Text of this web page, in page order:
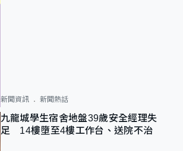
新聞資訊 新聞熱話
九龍城學生宿舍地盤39歲安全經理失
足 14樓墮至4樓工作台、送院不治